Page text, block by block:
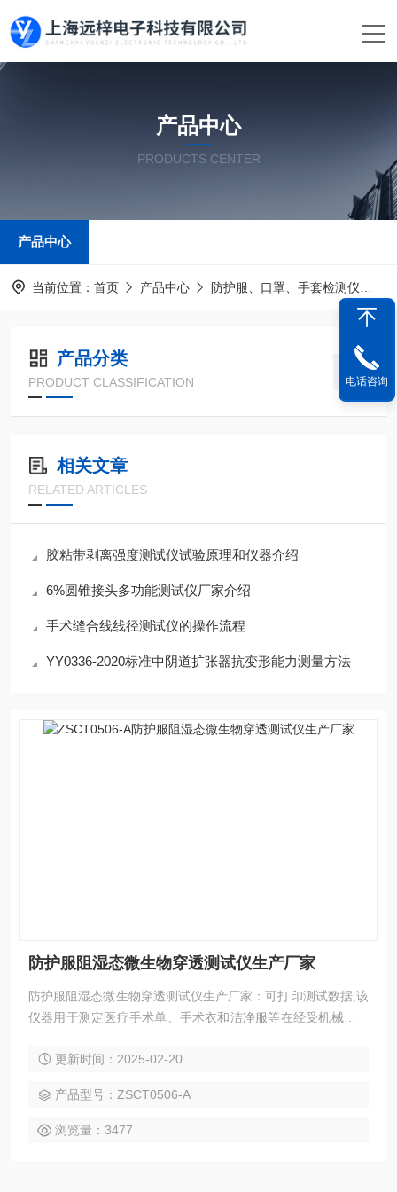
产品中心
PRODUCTS CENTER
产品中心
当前位置： 首页 产品中心 防护服、口罩、手套检测仪
产品分类
PRODUCT CLASSIFICATION
相关文章
RELATED ARTICLES
胶粘带剥离强度测试仪试验原理和仪器介绍
6%圆锥接头多功能测试仪厂家介绍
手术缝合线线径测试仪的操作流程
YY0336-2020标准中阴道扩张器抗变形能力测量方法
防护服阻湿态微生物穿透测试仪生产厂家
防护服阻湿态微生物穿透测试仪生产厂家：可打印测试数据,该
仪器用于测定医疗手术单、手术衣和洁净服等在经受机械摩擦
更新时间：2025-02-20
产品型号：ZSCT0506-A
浏览量：3477
电话咨询